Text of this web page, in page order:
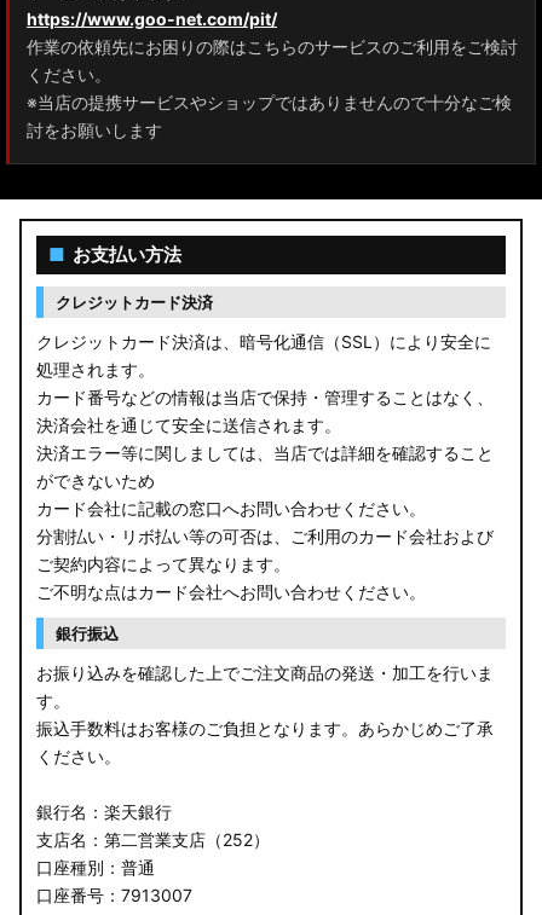
M900A/M910A ルーミー
A200A/A210A ライズ
E52 エルグランド
T32 エクストレイル
C28 セレナ
B21A デイズルークス
E13 ノート
E12 ノート
B44A/B45A B47A/B48A ルークス ハイウェイスター
JF3/4 N-BOX カスタム
JH3/4 N-WGN
JH1/2 N-WGN
RT5/6 RW1/2 CR-V
RU3/4 ヴェゼル
JW5 S660
https://www.goo-net.com/pit/
作業の依頼先にお困りの際はこちらのサービスのご利用をご検討
ください。
※当店の提携サービスやショップではありませんので十分なご検
討をお願いします
■ お支払い方法
クレジットカード決済
クレジットカード決済は、暗号化通信（SSL）により安全に
処理されます。
カード番号などの情報は当店で保持・管理することはなく、
決済会社を通じて安全に送信されます。
決済エラー等に関しましては、当店では詳細を確認すること
ができないため
カード会社に記載の窓口へお問い合わせください。
分割払い・リボ払い等の可否は、ご利用のカード会社および
ご契約内容によって異なります。
ご不明な点はカード会社へお問い合わせください。
銀行振込
お振り込みを確認した上でご注文商品の発送・加工を行いま
す。
振込手数料はお客様のご負担となります。あらかじめご了承
ください。
銀行名：楽天銀行
支店名：第二営業支店（252）
口座種別：普通
口座番号：7913007